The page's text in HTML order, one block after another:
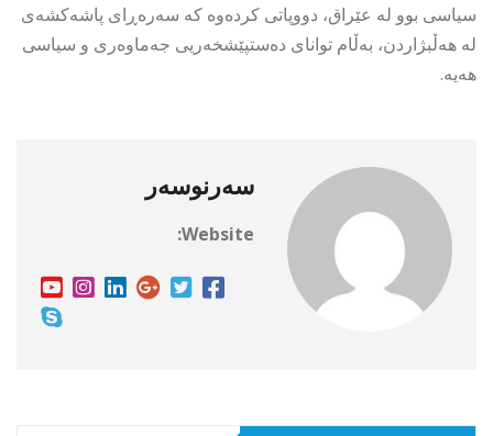
سیاسی بوو لە عێراق، دووپاتی كردەوە كە سەرەڕای پاشەكشەی
لە هەڵبژاردن، بەڵام توانای دەستپێشخەریی جەماوەری و سیاسی
هەیە.
سەرنوسەر
Website: